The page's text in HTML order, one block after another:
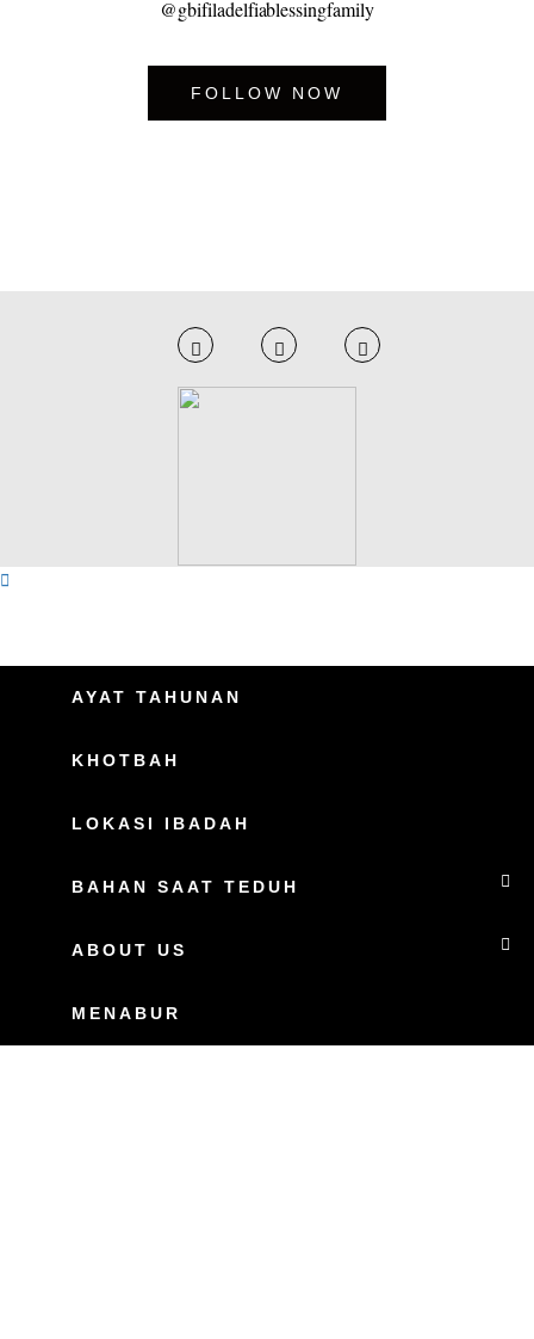
@gbifiladelfiablessingfamily
FOLLOW NOW
AYAT TAHUNAN
KHOTBAH
LOKASI IBADAH
BAHAN SAAT TEDUH
ABOUT US
MENABUR